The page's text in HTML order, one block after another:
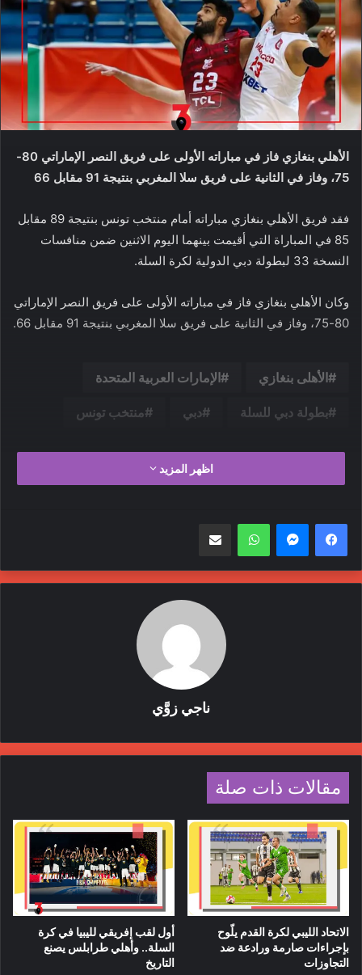
الأهلي بنغازي فاز في مباراته الأولى على فريق النصر الإماراتي 80-
75، وفاز في الثانية على فريق سلا المغربي بنتيجة 91 مقابل 66
فقد فريق الأهلي بنغازي مباراته أمام منتخب تونس بنتيجة 89 مقابل
85 في المباراة التي أقيمت بينهما اليوم الاثنين ضمن منافسات
النسخة 33 لبطولة دبي الدولية لكرة السلة.
وكان الأهلي بنغازي فاز في مباراته الأولى على فريق النصر الإماراتي
80-75، وفاز في الثانية على فريق سلا المغربي بنتيجة 91 مقابل 66.
الأهلى بنغازي الإمارات العربية المتحدة
بطولة دبي للسلة دبي منتخب تونس
اظهر المزيد
واتساب
ناجي زوَّي
مقالات ذات صلة
الاتحاد الليبي لكرة القدم يلّوح
بإجراءات صارمة ورادعة ضد
التجاوزات
أول لقب إفريقي لليبيا في كرة
السلة.. وأهلي طرابلس يصنع
التاريخ